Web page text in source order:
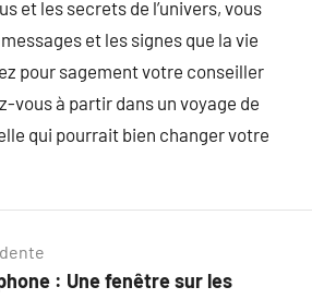
et les secrets de l’univers, vous
et les signes que la vie
pour sagement votre conseiller
vous à partir dans un voyage de
qui pourrait bien changer votre
: Une fenêtre sur les